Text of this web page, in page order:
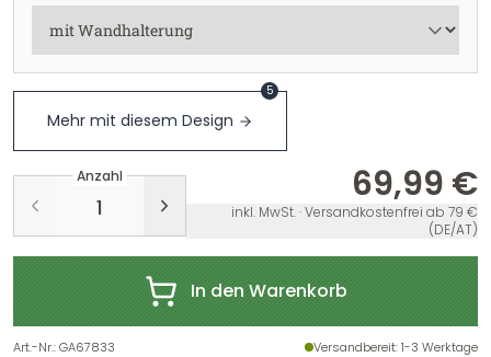
Mehr mit diesem Design
5
Anzahl 69,99 €
inkl. MwSt. · Versandkostenfrei ab 79 €
(DE/AT)
In den Warenkorb
Art.-Nr.:GA67833 Versandbereit: 1-3 Werktage